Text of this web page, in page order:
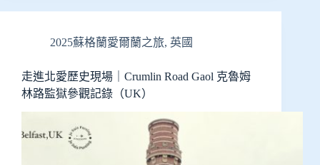
2025蘇格蘭愛爾蘭之旅, 英國
走進北愛歷史現場｜Crumlin Road Gaol 克魯姆
林路監獄參觀記錄（UK）